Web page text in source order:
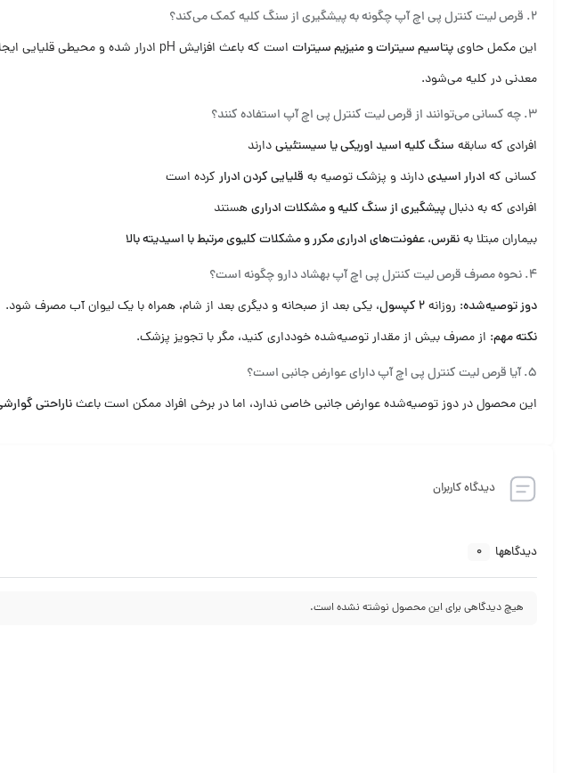
2. قرص لیت کنترل پی اچ آپ چگونه به پیشگیری از سنگ کلیه کمک می‌کند؟
این مکمل حاویپتاسیم سیترات و منیزیم سیترات است که باعث افزایش pH ادرار شده و محیطی قلیایی ایجاد می‌کند. این ویژگی به
معدنی در کلیه می‌شود.
3. چه کسانی می‌توانند از قرص لیت کنترل پی اچ آپ استفاده کنند؟
افرادی که سابقه سنگ کلیه اسید اوریکی یا سیستئینیدارند
کسانی که ادرار اسیدیدارند و پزشک توصیه به قلیایی کردن ادرار کرده است
افرادی که به دنبالپیشگیری از سنگ کلیه و مشکلات ادراریهستند
بیماران مبتلا بهنقرس، عفونت‌های ادراری مکرر و مشکلات کلیوی مرتبط با اسیدیته بالا
4. نحوه مصرف قرص لیت کنترل پی اچ آپ بهشاد دارو چگونه است؟
دوز توصیه‌شده: روزانه2 کپسول
، یکی بعد از صبحانه و دیگری بعد از شام، همراه با یک لیوان آب مصرف شود.
نکته مهم: از مصرف بیش از مقدار توصیه‌شده خودداری کنید، مگر با تجویز پزشک.
5. آیا قرص لیت کنترل پی اچ آپ دارای عوارض جانبی است؟
این محصول در دوز توصیه‌شده عوارض جانبی خاصی ندارد، اما در برخی افراد ممکن است باعثناراحتی
دیدگاه کاربران
دیدگاهها 0
هیچ دیدگاهی برای این محصول نوشته نشده است.